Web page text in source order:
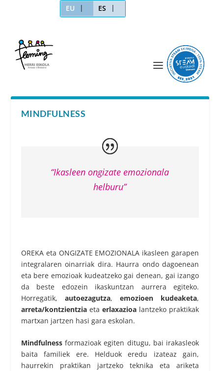
EU ES
MINDFULNESS
“Ikasleen ongizate emozionala
helburu”
OREKA eta ONGIZATE EMOZIONALA ikasleen garapen
integralaren oinarriak dira. Haurra ondo dagoenean
eta bere emozioak kudeatzeko gai denean, gai izango
da beste edozein ikaskuntzan aurrera egiteko.
Horregatik, autoezagutza,emozioen kudeaketa,
arreta/kontzientziaeta erlaxazioa lantzeko praktikak
martxan jartzen hasi gara eskolan.
Mindfulnessformazioak egiten ditugu, bai irakasleok
baita familiek ere. Helduok eredu izateaz gain,
haurrekin praktikan jartzeko teknika eta ariketa